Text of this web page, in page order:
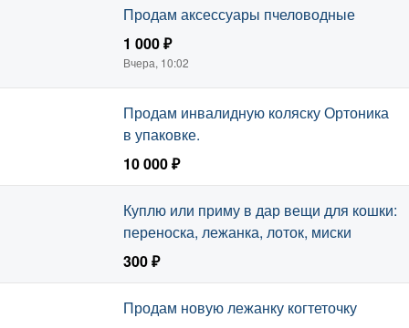
Продам аксессуары пчеловодные
1 000 ₽
Вчера, 10:02
Продам инвалидную коляску Ортоника
в упаковке.
10 000 ₽
Куплю или приму в дар вещи для кошки:
переноска, лежанка, лоток, миски
300 ₽
Продам новую лежанку когтеточку